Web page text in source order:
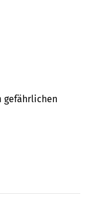
ge­fähr­lichen